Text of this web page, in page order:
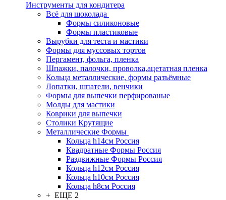
Инструменты для кондитера
Всё для шоколада
Формы силиконовые
Формы пластиковые
Вырубки для теста и мастики
Формы для муссовых тортов
Пергамент, фольга, пленка
Шпажки, палочки, проволка,ацетатная пленка
Кольца металлические, формы разъёмные
Лопатки, шпатели, венчики
Формы для выпечки перфированые
Молды для мастики
Коврики для выпечки
Столики Крутящие
Металлические Формы
Кольца h14см Россия
Квадратные Формы Россия
Раздвижные Формы Россия
Кольца h12см Россия
Кольца h10см Россия
Кольца h8см Россия
+ ЕЩЕ 2